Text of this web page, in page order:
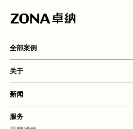
全部案例
关于
新闻
服务